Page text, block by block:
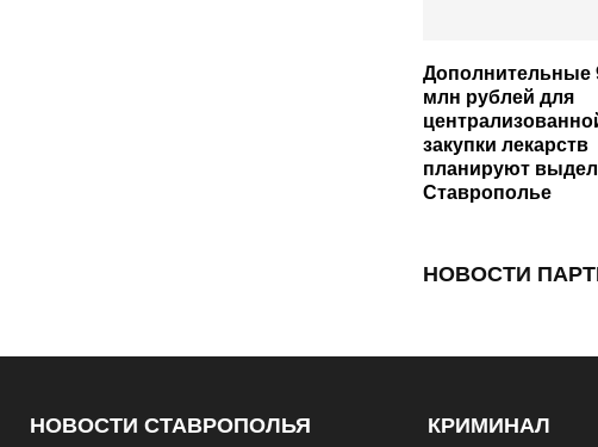
Дополнительные
млн рублей для
закупки лекарств
планируют
Ставрополье
НОВОСТИ
НОВОСТИ СТАВРОПОЛЬЯ КРИМИНАЛ